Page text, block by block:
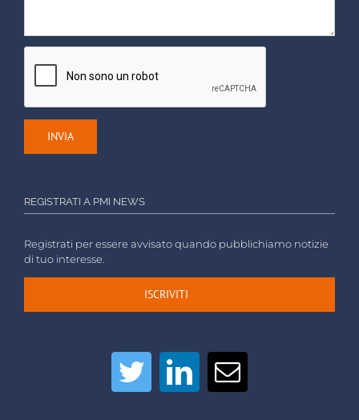
REGISTRATI A PMI NEWS
Registrati per essere avvisato quando pubblichiamo notizie
di tuo interesse.
ISCRIVITI